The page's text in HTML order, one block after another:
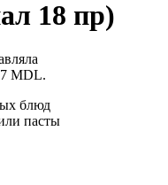
18 пр)
MDL.
блюд
пасты